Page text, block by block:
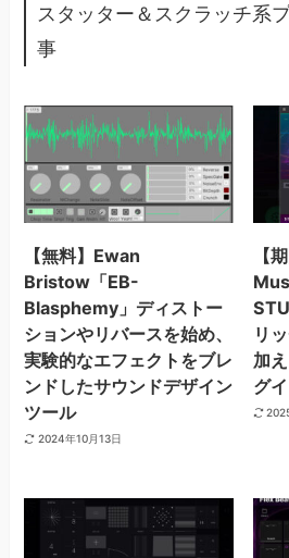
スタッター＆スクラッチ系
事
【無料】Ewan
Bristow「EB-
Blasphemy」ディストー
ションやリバースを始め、
実験的なエフェクトをブレ
ンドしたサウンドデザイン
ツール
2024年10月13日
【
リ
加
グ